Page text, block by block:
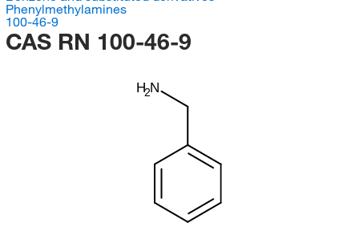
Phenylmethylamines
100-46-9
CAS RN 100-46-9
H2N